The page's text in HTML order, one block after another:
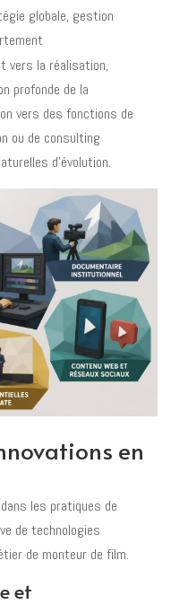
globale, gestion
vers la réalisation,
profonde de la
vers des fonctions de
ou de consulting
d'évolution.
en
les pratiques de
de technologies
de monteur de film.
et